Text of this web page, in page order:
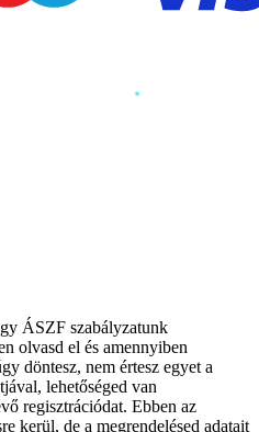
ÁSZF szabályzatunk
olvasd el és amennyiben
döntesz, nem értesz egyet a
lehetőséged van
regisztrációdat. Ebben az
kerül, de a megrendelésed adatait